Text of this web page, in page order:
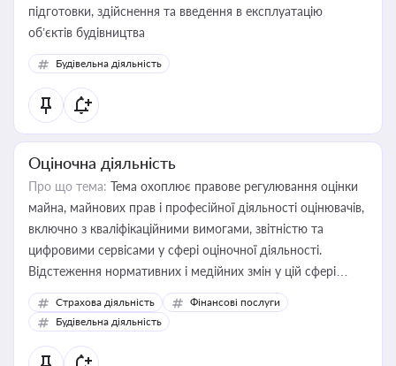
підготовки, здійснення та введення в експлуатацію
об’єктів будівництва
Будівельна діяльність
Оціночна діяльність
Про що тема: Тема охоплює правове регулювання оцінки
майна, майнових прав і професійної діяльності оцінювачів,
включно з кваліфікаційними вимогами, звітністю та
цифровими сервісами у сфері оціночної діяльності.
Відстеження нормативних і медійних змін у цій сфері
корисне для власника бізнесу, керівника, юриста або
бухгалтера під час оподаткування, приватизації, оренди
державного майна, корпоративних угод і перевірки
статусу суб'єктів оціночної діяльності
Страхова діяльність
Фінансові послуги
Будівельна діяльність